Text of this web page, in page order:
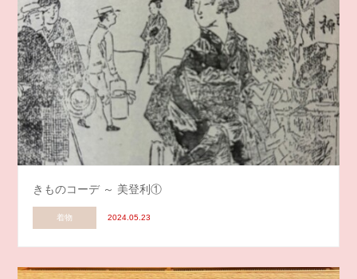
きものコーデ ～ 美登利①
着物 2024.05.23